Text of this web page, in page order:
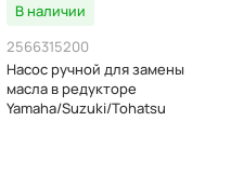
В наличии
2566315200
Насос ручной для замены
масла в редукторе
Yamaha/Suzuki/Tohatsu